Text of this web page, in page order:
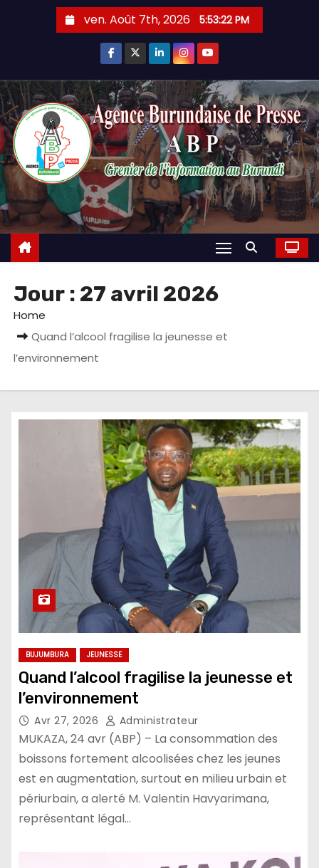
ven. Août 7th, 2026 5:53:23 PM
Jour : 27 avril 2026
Home
Quand l’alcool fragilise la jeunesse et
l’environnement
BUJUMBURA JEUNESSE
Quand l’alcool fragilise la jeunesse et
l’environnement
Avr 27, 2026 Administrateur
MUKAZA, 24 avr (ABP) – La consommation des
boissons fortement alcoolisées chez les jeunes
est en augmentation, surtout en milieu urbain et
périurbain, a alerté M. Valentin Havyarimana,
représentant légal…